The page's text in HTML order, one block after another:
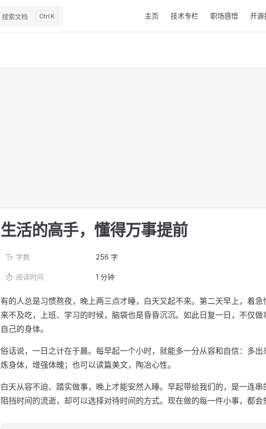
搜索文档 K 主页 技术专栏 职场感悟 开源
生活的高手，懂得万事提前
字数 256 字
阅读时间 1 分钟
有的人总是习惯熬夜，晚上两三点才睡，白天又起不来。第二天早上，着
来不及吃，上班、学习的时候，脑袋也是昏昏沉沉。如此日复一日，不仅做
自己的身体。
俗话说，一日之计在于晨。每早起一个小时，就能多一分从容和自信：多
炼身体，增强体魄；也可以读篇美文，陶冶心性。
白天从容不迫、踏实做事，晚上才能安然入睡。早起带给我们的，是一连
阻挡时间的流逝，却可以选择对待时间的方式。现在做的每一件小事，都会